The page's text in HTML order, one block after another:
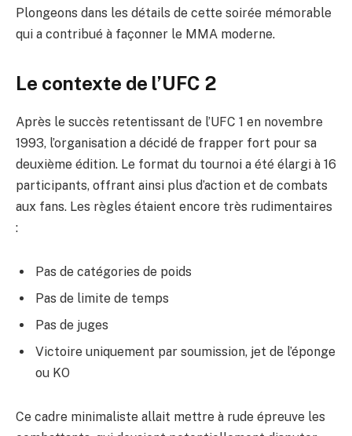
Plongeons dans les détails de cette soirée mémorable
qui a contribué à façonner le MMA moderne.
Le contexte de l’UFC 2
Après le succès retentissant de l’UFC 1 en novembre
1993, l’organisation a décidé de frapper fort pour sa
deuxième édition. Le format du tournoi a été élargi à 16
participants, offrant ainsi plus d’action et de combats
aux fans. Les règles étaient encore très rudimentaires
:
Pas de catégories de poids
Pas de limite de temps
Pas de juges
Victoire uniquement par soumission, jet de l’éponge
ou KO
Ce cadre minimaliste allait mettre à rude épreuve les